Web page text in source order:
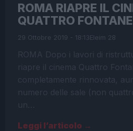
ROMA RIAPRE IL
QUATTRO FONTANE
29 Ottobre 2019 - 18:13Eleim 28
ROMA Dopo i lavori di
riapre il cinema Quattro
completamente rinnovata,
numero delle sale (non
un…
Leggi l’articolo →